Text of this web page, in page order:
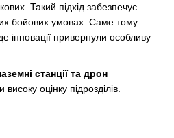
Такий підхід забезпечує
бойових умовах. Саме тому
інновації привернули особливу
станції та дрон
оцінку підрозділів.